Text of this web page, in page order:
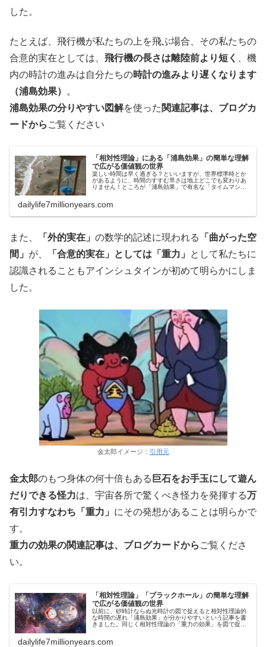
した。
たとえば、飛行機が私たちの上を飛ぶ場合、その私たちの
合意的実在としては、 飛行機の長さは離陸前より短く
、機
内の時計の進みは自分たちの時計の進みより遅くなります
（浦島効果）
。
浦島効果の分りやすい図解を使った 関連記事は、ブログカ
ードから ご覧ください
「相対性理論」にある「浦島効果」の簡単な理解
で広がる価値観の世界
楽しい時間は早く過ぎる？といいますが、世界標準時とか
があるように、時間のすすむ早さは地上どこでも変わりあ
りません！ところが「浦島効果」で有名な「タイムマシ
dailylife7millionyears.com
また、 「外的実在」 の数学的記述に現われる
「曲がった空
間」 が、 「合意的実在」としては「重力」
として私たちに
認識されることもアインシュタインが初めて明らかにしま
した。
金太郎イメージ： 引用元
金太郎のもつ身体の何十倍もある 巨石をお手玉にして遊ん
だりできる怪力は、宇宙各所で驚くべき怪力を発揮する万
有引力すなわち「重力」 にその発想があることは明らかで
す。
重力の効果の関連記事は、ブログカードから ご覧くださ
い。
「相対性理論」「ブラックホール」の簡単な理解
で広がる価値観の世界
以前に、砂時計ならぬ光時計の図で捉えると相対性理論的
な時間の遅れ「浦島効果」が分かりやすいという記事を書
きました。同じく相対性理論の「重力の効果」を図で捉え
dailylife7millionyears.com